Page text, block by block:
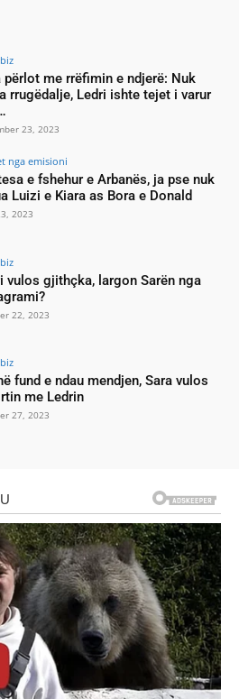
përlot me rrëfimin e ndjerë: Nuk
rrugëdalje, Ledri ishte tejet i varur
23, 2023
nga emisioni
e fshehur e Arbanës, ja pse nuk
Luizi e Kiara as Bora e Donald
2023
vulos gjithçka, largon Sarën nga
22, 2023
fund e ndau mendjen, Sara vulos
me Ledrin
27, 2023